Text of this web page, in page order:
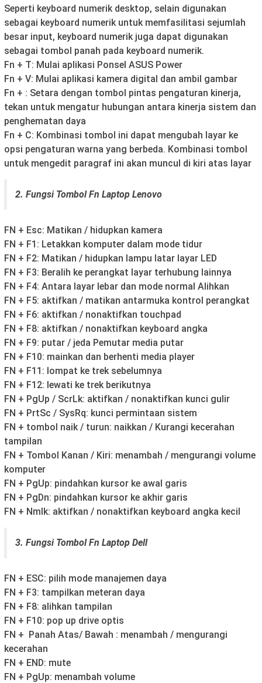
Seperti keyboard numerik desktop, selain digunakan
sebagai keyboard numerik untuk memfasilitasi sejumlah
besar input, keyboard numerik juga dapat digunakan
sebagai tombol panah pada keyboard numerik.
Fn + T: Mulai aplikasi Ponsel ASUS Power
Fn + V: Mulai aplikasi kamera digital dan ambil gambar
Fn + : Setara dengan tombol pintas pengaturan kinerja,
tekan untuk mengatur hubungan antara kinerja sistem dan
penghematan daya
Fn + C: Kombinasi tombol ini dapat mengubah layar ke
opsi pengaturan warna yang berbeda. Kombinasi tombol
untuk mengedit paragraf ini akan muncul di kiri atas layar
2. Fungsi Tombol Fn Laptop Lenovo
FN + Esc: Matikan / hidupkan kamera
FN + F1: Letakkan komputer dalam mode tidur
FN + F2: Matikan / hidupkan lampu latar layar LED
FN + F3: Beralih ke perangkat layar terhubung lainnya
FN + F4: Antara layar lebar dan mode normal Alihkan
FN + F5: aktifkan / matikan antarmuka kontrol perangkat
FN + F6: aktifkan / nonaktifkan touchpad
FN + F8: aktifkan / nonaktifkan keyboard angka
FN + F9: putar / jeda Pemutar media putar
FN + F10: mainkan dan berhenti media player
FN + F11: lompat ke trek sebelumnya
FN + F12: lewati ke trek berikutnya
FN + PgUp / ScrLk: aktifkan / nonaktifkan kunci gulir
FN + PrtSc / SysRq: kunci permintaan sistem
FN + tombol naik / turun: naikkan / Kurangi kecerahan
tampilan
FN + Tombol Kanan / Kiri: menambah / mengurangi volume
komputer
FN + PgUp: pindahkan kursor ke awal garis
FN + PgDn: pindahkan kursor ke akhir garis
FN + Nmlk: aktifkan / nonaktifkan keyboard angka kecil
3. Fungsi Tombol Fn Laptop Dell
FN + ESC: pilih mode manajemen daya
FN + F3: tampilkan meteran daya
FN + F8: alihkan tampilan
FN + F10: pop up drive optis
FN + ­­ Panah Atas/ Bawah : menambah / mengurangi
kecerahan
FN + END: mute
FN + PgUp: menambah volume